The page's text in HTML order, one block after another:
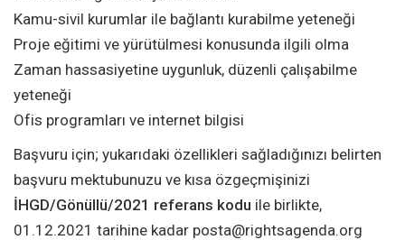
Kamu-sivil kurumlar ile bağlantı kurabilme yeteneği
Proje eğitimi ve yürütülmesi konusunda ilgili olma
Zaman hassasiyetine uygunluk, düzenli çalışabilme
yeteneği
Ofis programları ve internet bilgisi
Başvuru için; yukarıdaki özellikleri sağladığınızı belirten
başvuru mektubunuzu ve kısa özgeçmişinizi
İHGD/Gönüllü/2021 referans kodu ile birlikte,
01.12.2021 tarihine kadar posta@rightsagenda.org